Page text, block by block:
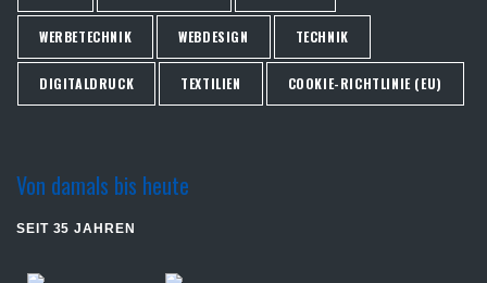
WERBETECHNIK WEBDESIGN TECHNIK
DIGITALDRUCK TEXTILIEN COOKIE-RICHTLINIE (EU)
Von damals bis heute
SEIT 35 JAHREN